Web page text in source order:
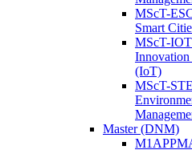
MScT-
Smart
MScT-
Innovation
(IoT)
MScT-
Master (DNM)